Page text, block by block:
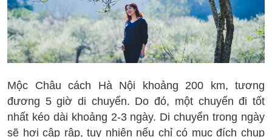
Mộc Châu cách Hà Nội khoảng 200 km, tương
đương 5 giờ di chuyển. Do đó, một chuyến đi tốt
nhất kéo dài khoảng 2-3 ngày. Di chuyển trong ngày
sẽ hơi cập rập, tuy nhiên nếu chỉ có mục đích chụp